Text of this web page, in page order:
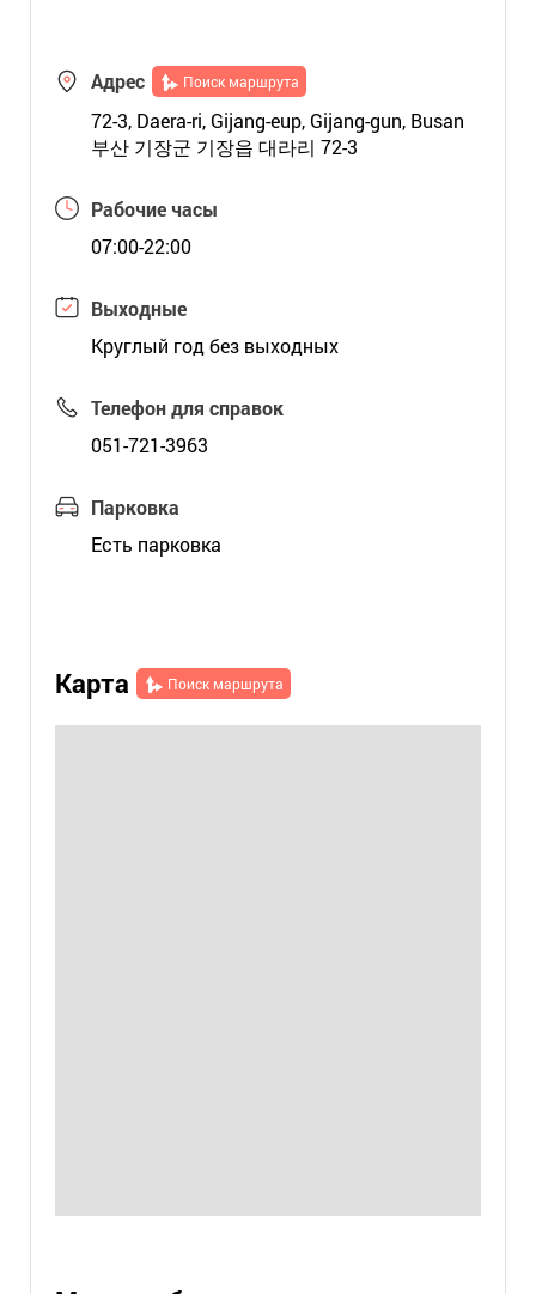
Адрес Поиск маршрута
72-3, Daera-ri, Gijang-eup, Gijang-gun, Busan
부산 기장군 기장읍 대라리 72-3
Рабочие часы
07:00-22:00
Выходные
Круглый год без выходных
Телефон для справок
051-721-3963
Парковка
Есть парковка
Карта Поиск маршрута